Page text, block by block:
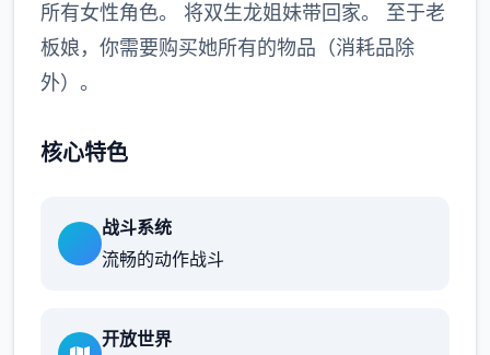
所有女性角色。 将双生龙姐妹带回家。 至于老
板娘，你需要购买她所有的物品（消耗品除
外）。
核心特色
战斗系统
流畅的动作战斗
开放世界